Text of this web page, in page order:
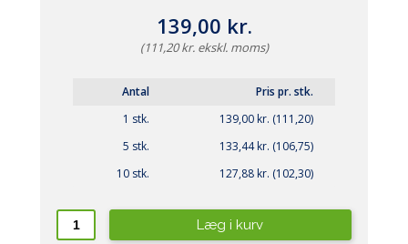
139,00 kr.
(111,20 kr. ekskl. moms)
Antal
Pris pr. stk.
1 stk.
139,00 kr. (111,20)
5 stk.
133,44 kr. (106,75)
10 stk.
127,88 kr. (102,30)
Læg i kurv